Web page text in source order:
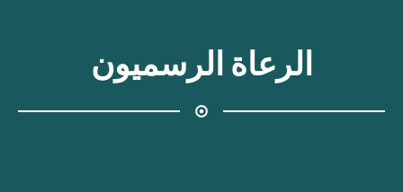
الرعاة الرسميون